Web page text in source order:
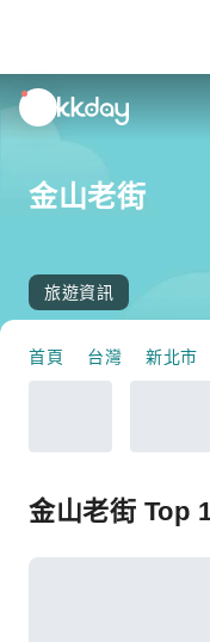
unread
notifications
金山老街
旅遊資訊
首頁 台灣 新北市
金山老街 Top